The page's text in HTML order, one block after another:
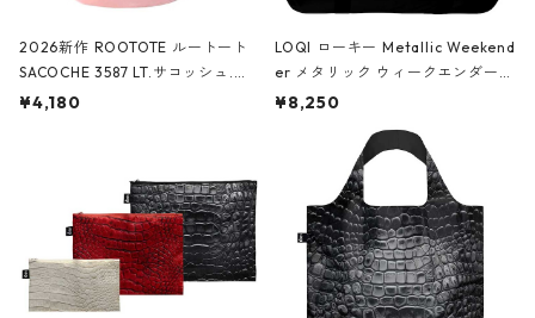
2026新作 ROOTOTE ルートート
SACOCHE 3587 LT.サコッシュ.ル
ミエ-B ショルダーバッグ グロスピ
¥4,180
LOQI ローキー Metallic Weekend
er メタリック ウィークエンダー
ボストンバッグ ショルダーバッグ
Black ジャン=ミッシェル・バスキ
ア/クラウン ブラック
¥8,250